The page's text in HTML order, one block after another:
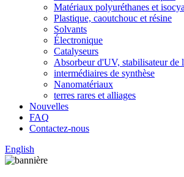
Matériaux polyuréthanes et
Plastique, caoutchouc et résine
Solvants
Électronique
Catalyseurs
Absorbeur d'UV, stabilisateur de
intermédiaires de synthèse
Nanomatériaux
terres rares et alliages
Nouvelles
FAQ
Contactez-nous
English